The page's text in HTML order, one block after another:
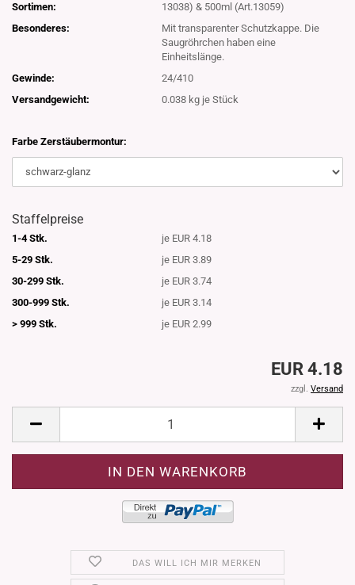
Sortimen:
13038) & 500ml (Art.13059)
Besonderes:
Mit transparenter Schutzkappe. Die
Saugröhrchen haben eine
Einheitslänge.
Gewinde:
24/410
Versandgewicht:
0.038 kg je Stück
Farbe Zerstäubermontur:
Staffelpreise
1-4 Stk.
je EUR 4.18
5-29 Stk.
je EUR 3.89
30-299 Stk.
je EUR 3.74
300-999 Stk.
je EUR 3.14
> 999 Stk.
je EUR 2.99
EUR 4.18
zzgl. Versand
DAS WILL ICH MIR MERKEN